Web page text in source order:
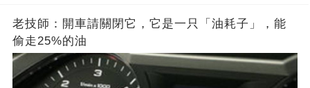
老技師：開車請關閉它，它是一只「油耗子」，能
偷走25%的油